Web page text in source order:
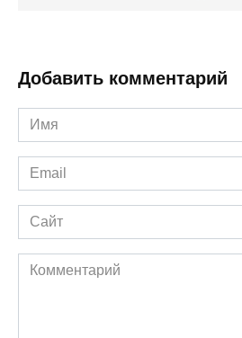
Добавить комментарий
Имя
*
Email
*
Сайт
Комментарий